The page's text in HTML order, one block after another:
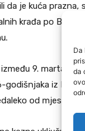
Da
da
da je kuća prazna,
krađa po Bad
9. marta i 6.
godišnjaka iz BiH
od mjesta